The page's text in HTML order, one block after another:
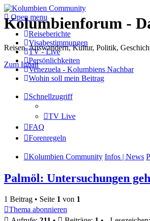
Kolumbienforum -
Reisen, Auswandern, Kultur, Politik,
Zum Inhalt
Open menu
Reiseberichte
Visabestimmungen
TV - Live
Persönlichkeiten
Venezuela - Kolumbiens Nachbar
Wohin soll mein Beitrag
Schnellzugriff
TV Live
FAQ
Forenregeln
Kolumbien Community Infos | News
Palmöl: Untersuchungen
1 Beitrag • Seite 1 von 1
Thema abonnieren